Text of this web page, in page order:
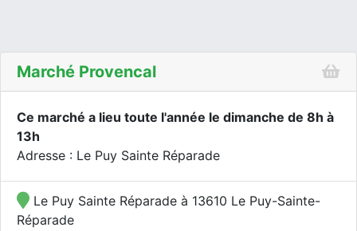
Marché Provencal
Ce marché a lieu toute l'année le dimanche de 8h à
13h
Adresse : Le Puy Sainte Réparade
Le Puy Sainte Réparade à 13610 Le Puy-Sainte-
Réparade